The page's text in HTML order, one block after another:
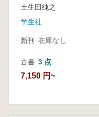
土生田純之
学生社
新刊 在庫なし
古書 3 点
7,150 円~